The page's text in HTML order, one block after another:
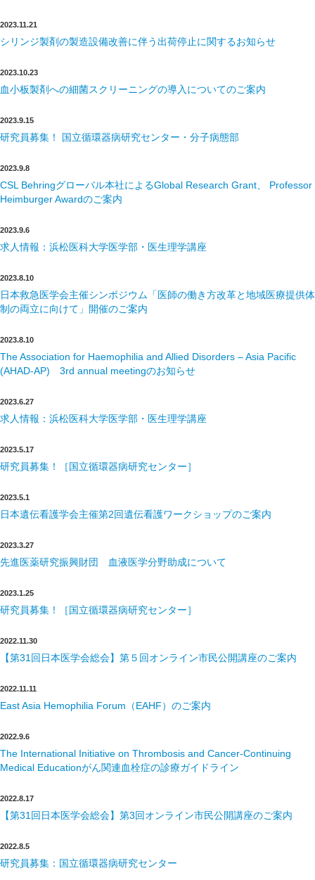
2023.11.21
シリンジ製剤の製造設備改善に伴う出荷停止に関するお知らせ
2023.10.23
血小板製剤への細菌スクリーニングの導入についてのご案内
2023.9.15
研究員募集！ 国立循環器病研究センター・分子病態部
2023.9.8
CSL Behringグローバル本社によるGlobal Research Grant、 Professor
Heimburger Awardのご案内
2023.9.6
求人情報：浜松医科大学医学部・医生理学講座
2023.8.10
日本救急医学会主催シンポジウム「医師の働き方改革と地域医療提供体
制の両立に向けて」開催のご案内
2023.8.10
The Association for Haemophilia and Allied Disorders – Asia Pacific
(AHAD-AP) 3rd annual meetingのお知らせ
2023.6.27
求人情報：浜松医科大学医学部・医生理学講座
2023.5.17
研究員募集！［国立循環器病研究センター］
2023.5.1
日本遺伝看護学会主催第2回遺伝看護ワークショップのご案内
2023.3.27
先進医薬研究振興財団 血液医学分野助成について
2023.1.25
研究員募集！［国立循環器病研究センター］
2022.11.30
【第31回日本医学会総会】第５回オンライン市民公開講座のご案内
2022.11.11
East Asia Hemophilia Forum（EAHF）のご案内
2022.9.6
The International Initiative on Thrombosis and Cancer-Continuing
Medical Educationがん関連血栓症の診療ガイドライン
2022.8.17
【第31回日本医学会総会】第3回オンライン市民公開講座のご案内
2022.8.5
研究員募集：国立循環器病研究センター